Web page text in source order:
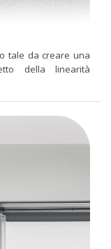
tale da creare una
della linearità